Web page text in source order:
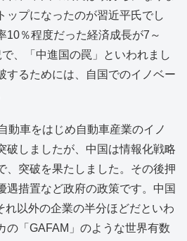
ップになったのが習近平氏でし
10％程度だった経済成長が7～
、「中進国の罠」といわれまし
するためには、自国でのイノベー
動車をはじめ自動車産業のイノ
破しましたが、中国は情報化戦略
、突破を果たしました。その後押
遇措置など政府の政策です。中国
れ以外の企業の半分ほどだといわ
の「GAFAM」のような世界有数